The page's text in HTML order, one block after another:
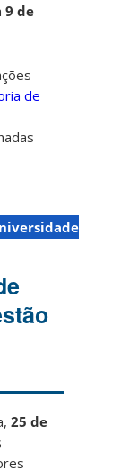
9 de
de
25 de